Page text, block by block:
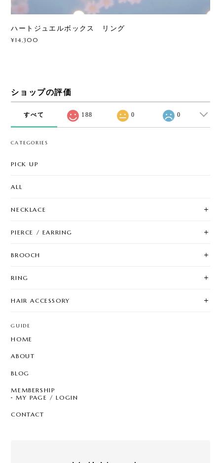
ハートジュエルボックス リング
¥14,300
ショップの評価
すべて 188 0 0
CATEGORIES
PICK UP
ALL
NECKLACE
PIERCE / EARRING
BROOCH
RING
HAIR ACCESSORY
GUIDE
HOME
ABOUT
BLOG
MEMBERSHIP
MY PAGE / LOGIN
CONTACT